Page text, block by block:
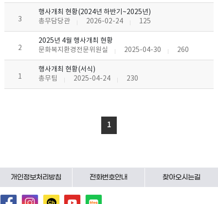
3
행사개최 현황(2024년 하반기~2025년)
총무담당관
2026-02-24 125
2
2025년 4월 행사개최 현황
문화복지환경전문위원실
2025-04-30 260
1
행사개최 현황(서식)
총무팀
2025-04-24 230
1
개인정보처리방침 전화번호안내 찾아오시는길